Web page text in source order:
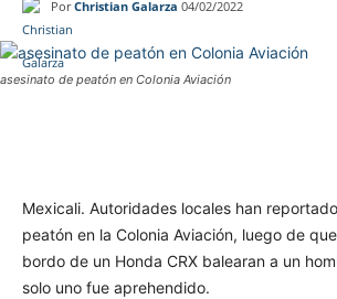
Por Christian Galarza 04/02/2022
asesinato de peatón en Colonia Aviación
Mexicali. Autoridades locales han
peatón en la Colonia Aviación, luego de
bordo de un Honda CRX balearan a un
solo uno fue aprehendido.